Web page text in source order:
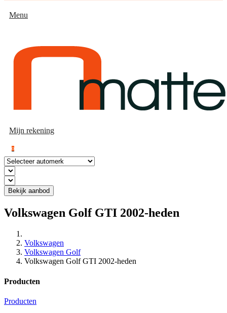
Menu
Mijn rekening
0
Bekijk aanbod
Volkswagen Golf GTI 2002-heden
Volkswagen
Volkswagen Golf
Volkswagen Golf GTI 2002-heden
Producten
Producten